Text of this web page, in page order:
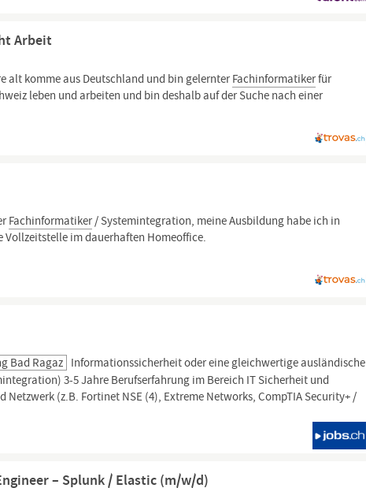
Arbeit
alt komme aus Deutschland und bin gelernterFachinformatikerfür
leben und arbeiten und bin deshalb auf der Suche nach einer
Fachinformatiker/ Systemintegration, meine Ausbildung habe ich in
Vollzeitstelle im dauerhaften Homeoffice.
Bad Ragaz Informationssicherheit oder eine gleichwertige ausländische
3-5 Jahre Berufserfahrung im Bereich IT Sicherheit und
(z.B. Fortinet NSE (4), Extreme Networks, CompTIA Security+ /
– Splunk / Elastic (m/w/d)